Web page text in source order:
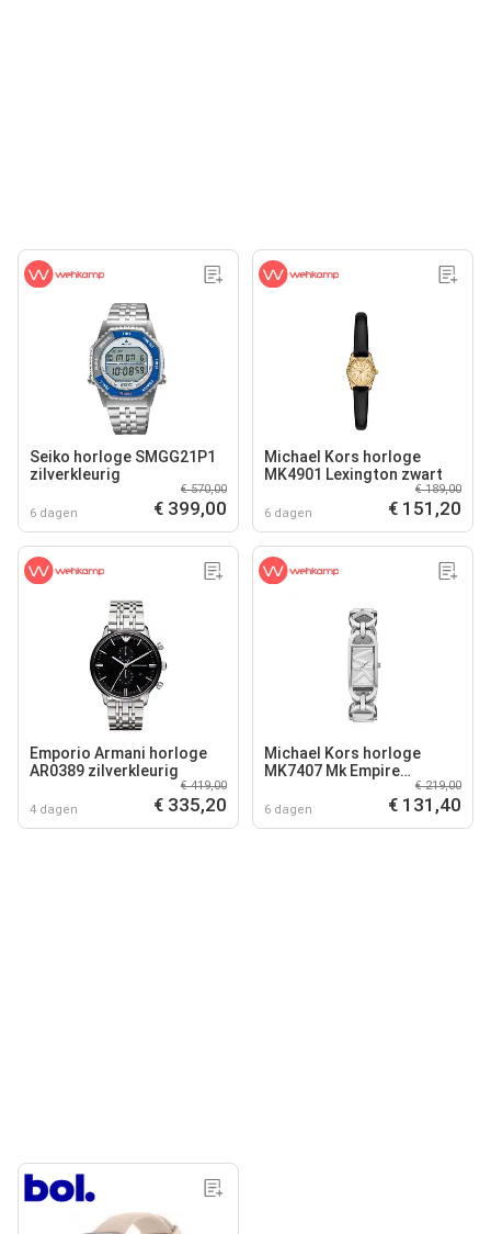
Seiko horloge SMGG21P1
zilverkleurig
6 dagen
€ 570,00
€ 399,00
Michael Kors horloge
MK4901 Lexington zwart
6 dagen
€ 189,00
€ 151,20
Emporio Armani horloge
AR0389 zilverkleurig
4 dagen
€ 419,00
€ 335,20
Michael Kors horloge
MK7407 Mk Empire
6 dagen
€ 219,00
€ 131,40